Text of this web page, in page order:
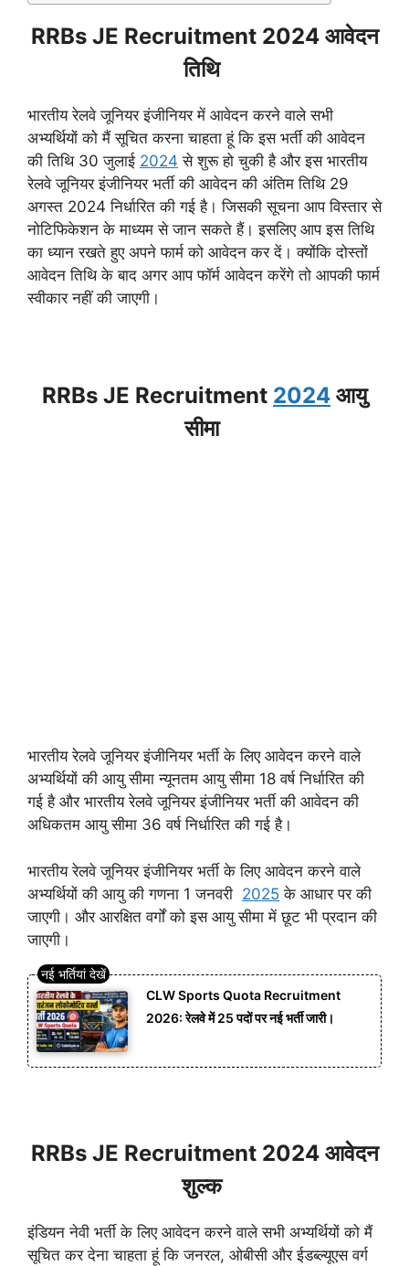
RRBs JE Recruitment 2024 आवेदन
तिथि
भारतीय रेलवे जूनियर इंजीनियर में आवेदन करने वाले सभी
अभ्यर्थियों को मैं सूचित करना चाहता हूं कि इस भर्ती की आवेदन
की तिथि 30 जुलाई 2024 से शुरू हो चुकी है और इस भारतीय
रेलवे जूनियर इंजीनियर भर्ती की आवेदन की अंतिम तिथि 29
अगस्त 2024 निर्धारित की गई है। जिसकी सूचना आप विस्तार से
नोटिफिकेशन के माध्यम से जान सकते हैं। इसलिए आप इस तिथि
का ध्यान रखते हुए अपने फार्म को आवेदन कर दें। क्योंकि दोस्तों
आवेदन तिथि के बाद अगर आप फॉर्म आवेदन करेंगे तो आपकी फार्म
स्वीकार नहीं की जाएगी।
RRBs JE Recruitment 2024 आयु
सीमा
भारतीय रेलवे जूनियर इंजीनियर भर्ती के लिए आवेदन करने वाले
अभ्यर्थियों की आयु सीमा न्यूनतम आयु सीमा 18 वर्ष निर्धारित की
गई है और भारतीय रेलवे जूनियर इंजीनियर भर्ती की आवेदन की
अधिकतम आयु सीमा 36 वर्ष निर्धारित की गई है।
भारतीय रेलवे जूनियर इंजीनियर भर्ती के लिए आवेदन करने वाले
अभ्यर्थियों की आयु की गणना 1 जनवरी 2025 के आधार पर की
जाएगी। और आरक्षित वर्गों को इस आयु सीमा में छूट भी प्रदान की
जाएगी।
CLW Sports Quota Recruitment
2026: रेलवे में 25 पदों पर नई भर्ती जारी।
RRBs JE Recruitment 2024 आवेदन
शुल्क
इंडियन नेवी भर्ती के लिए आवेदन करने वाले सभी अभ्यर्थियों को मैं
सूचित कर देना चाहता हूं कि जनरल, ओबीसी और ईडब्ल्यूएस वर्ग